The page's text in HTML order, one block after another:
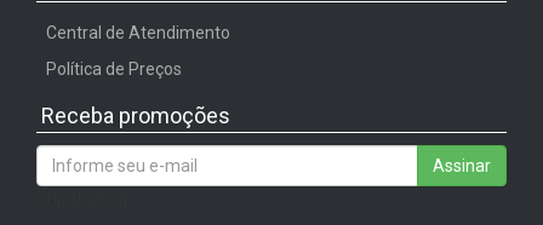
Central de Atendimento
Política de Preços
Receba promoções
Assinar